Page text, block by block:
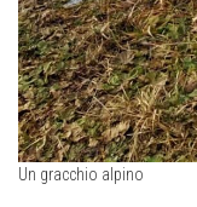
Un gracchio alpino